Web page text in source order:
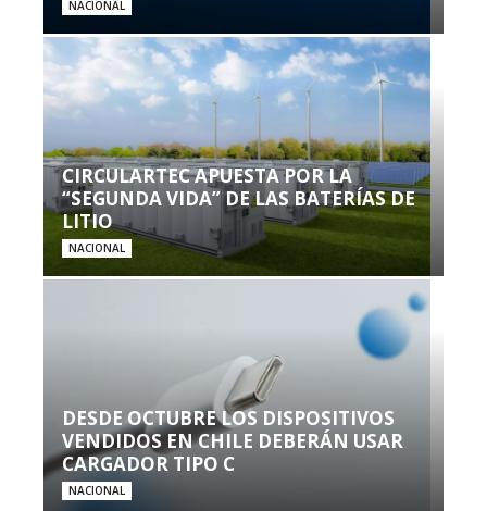
NACIONAL
CIRCULARTEC APUESTA POR LA
“SEGUNDA VIDA” DE LAS BATERÍAS DE
LITIO
NACIONAL
DESDE OCTUBRE LOS DISPOSITIVOS
VENDIDOS EN CHILE DEBERÁN USAR
CARGADOR TIPO C
NACIONAL